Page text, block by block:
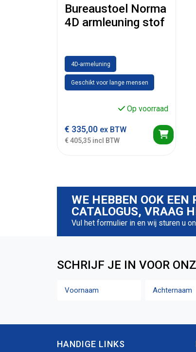
Bureaustoel Norma
4D armleuning stof
4D-armeluning
Geschikt voor lange mensen
Op voorraad
€ 335,00 ex BTW
€ 405,35 incl BTW
WE HEBBEN OOK EEN
CATALOGUS, VRAAG
Vul het formulier in en wij sturen u
SCHRIJF JE IN VOOR
HANDIGE LINKS